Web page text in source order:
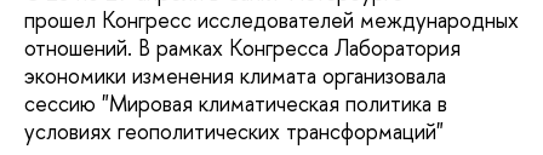
прошел Конгресс исследователей международных
отношений. В рамках Конгресса Лаборатория
экономики изменения климата организовала
сессию "Мировая климатическая политика в
условиях геополитических трансформаций"